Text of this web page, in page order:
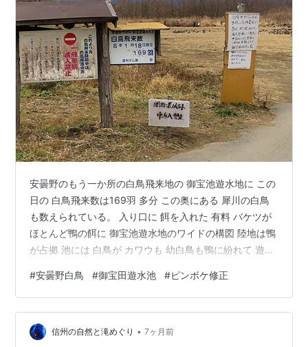
安曇野のもう一か所の白鳥飛来地の 御宝池遊水地に この
日の 白鳥飛来数は169羽 多分 この奥にある 犀川の白鳥
も数えられている。 入り口に 餌を入れた 有料 バケツが
ほとんど鴨の餌に 御宝池遊水地のワイドの構図 陸地は鴨
が占拠 池には 白鳥が カワウも 幼白鳥も鴨に紛れて 遊泳
びたちが撮れなかったの 鴨の飛び立ちを クッションから
はみ出して よこたわって窓際ウオッチング中のマー君 寄
りで撮った写真ががピンボケに Luminar のスーパーシャ
ープを適用してから Photoshopの生成AI塗りつぶしを使
#安曇野白鳥 #御宝田遊水池 #ピンボケ修正
信州の自然と滝めぐり • 7ヶ月前